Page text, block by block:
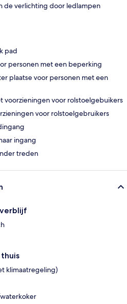
de verlichting door ledlampen
pad
personen met een beperking
plaatse voor personen met een
voorzieningen voor rolstoelgebuikers
voor rolstoelgebruikers
ingang
treden
klimaatregeling)